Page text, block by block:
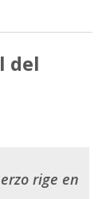
del
rige en